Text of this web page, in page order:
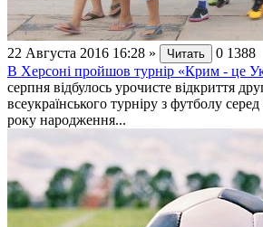
22 Августа 2016 16:28 » Читать 0 1388
В Херсоні пройшов турнір «Крим - це
серпня відбулось урочисте відкриття
всеукраїнського турніру з футболу
року народження...